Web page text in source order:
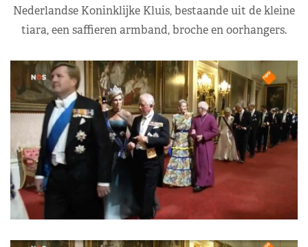
Nederlandse Koninklijke Kluis, bestaande uit de kleine
tiara, een saffieren armband, broche en oorhangers.